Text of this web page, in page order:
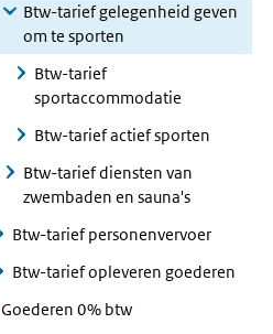
Btw-tarief gelegenheid geven
om te sporten
Btw-tarief
sportaccommodatie
Btw-tarief actief sporten
Btw-tarief diensten van
zwembaden en sauna's
Btw-tarief personenvervoer
Btw-tarief opleveren goederen
Goederen 0% btw